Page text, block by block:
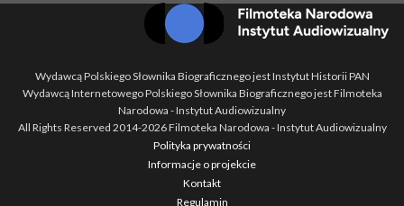
Wydawcą Polskiego Słownika Biograficznego jest Instytut Historii PAN
Wydawcą Internetowego Polskiego Słownika Biograficznego jest Filmoteka
Narodowa - Instytut Audiowizualny
All Rights Reserved 2014-2026Filmoteka Narodowa - Instytut Audiowizualny
Polityka prywatności
Informacje o projekcie
Kontakt
Regulamin